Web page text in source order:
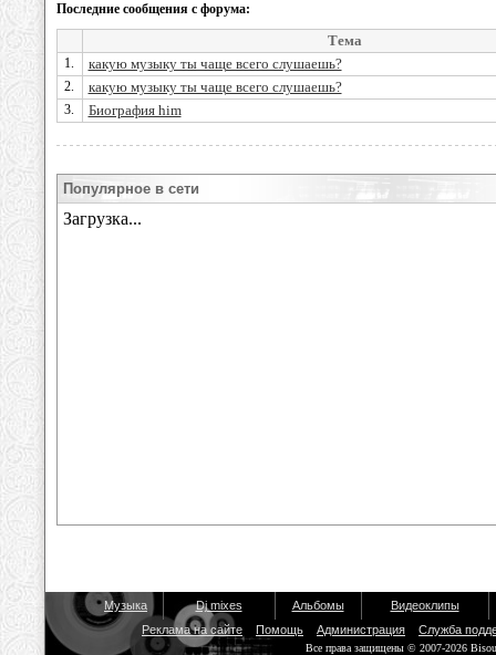
Последние сообщения с форума:
Тема
1. какую музыку ты чаще всего слушаешь?
2. какую музыку ты чаще всего слушаешь?
3. Биография him
Популярное в сети
Музыка Dj mixes Альбомы
Видеоклипы
Реклама на сайте
Помощь Администрация Служба
Все права защищены © 2007-2026